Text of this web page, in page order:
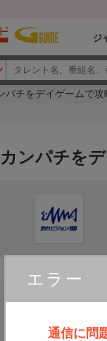
ジ
パチをデイゲームで攻
エラー
通信に問
ンパチを